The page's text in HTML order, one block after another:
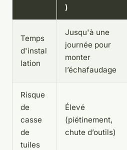
)
Temps
d'instal
lation
Jusqu'à une
journée pour
monter
l’échafaudage
Risque
de
casse
de
tuiles
Élevé
(piétinement,
chute d’outils)